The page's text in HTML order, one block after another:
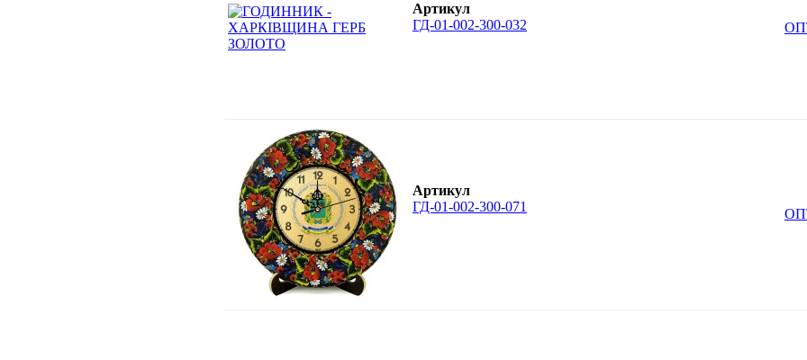
Артикул
ГД-01-002-300-032
Артикул
ГД-01-002-300-071